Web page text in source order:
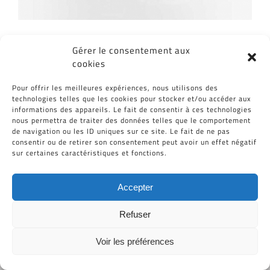
Gérer le consentement aux
cookies
Pour offrir les meilleures expériences, nous utilisons des
technologies telles que les cookies pour stocker et/ou accéder aux
informations des appareils. Le fait de consentir à ces technologies
nous permettra de traiter des données telles que le comportement
de navigation ou les ID uniques sur ce site. Le fait de ne pas
consentir ou de retirer son consentement peut avoir un effet négatif
sur certaines caractéristiques et fonctions.
Accepter
Refuser
Voir les préférences
Partagez cet article, Choisissez votre
Plateforme!
Facebook
TwitterRedditLinkedInWhatsApp
TumblrPinterest
Vk Email
Création de site : Grafibox.fr